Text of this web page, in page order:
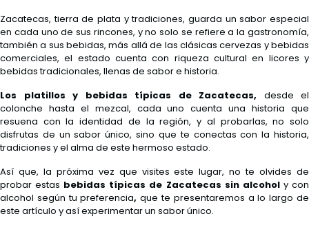
Zacatecas, tierra de plata y tradiciones, guarda un sabor especial
en cada uno de sus rincones, y no solo se refiere a la gastronomía,
también a sus bebidas, más allá de las clásicas cervezas y bebidas
comerciales, el estado cuenta con riqueza cultural en licores y
bebidas tradicionales, llenas de sabor e historia.
Los platillos y bebidas típicas de Zacatecas,
desde el
colonche hasta el mezcal, cada uno cuenta una historia que
resuena con la identidad de la región, y al probarlas, no solo
disfrutas de un sabor único, sino que te conectas con la historia,
tradiciones y el alma de este hermoso estado.
Así que, la próxima vez que visites este lugar, no te olvides de
probar estas bebidas típicas de Zacatecas sin alcoholy con
alcohol según tu preferencia, que te presentaremos a lo largo de
este artículo y así experimentar un sabor único.